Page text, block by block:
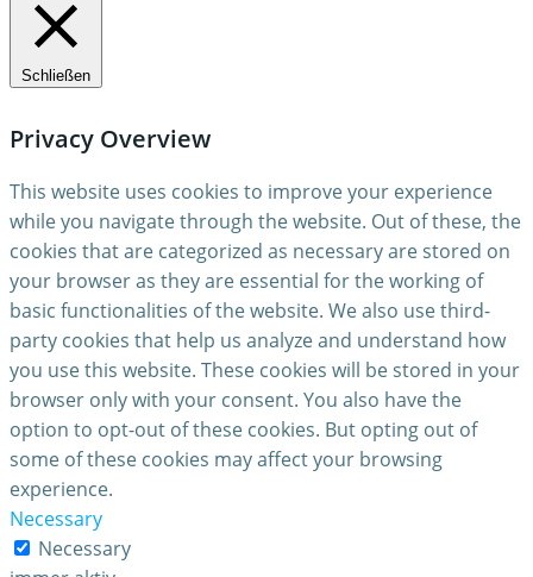
Schließen
Privacy Overview
This website uses cookies to improve your experience
while you navigate through the website. Out of these, the
cookies that are categorized as necessary are stored on
your browser as they are essential for the working of
basic functionalities of the website. We also use third-
party cookies that help us analyze and understand how
you use this website. These cookies will be stored in your
browser only with your consent. You also have the
option to opt-out of these cookies. But opting out of
some of these cookies may affect your browsing
experience.
Necessary
Necessary